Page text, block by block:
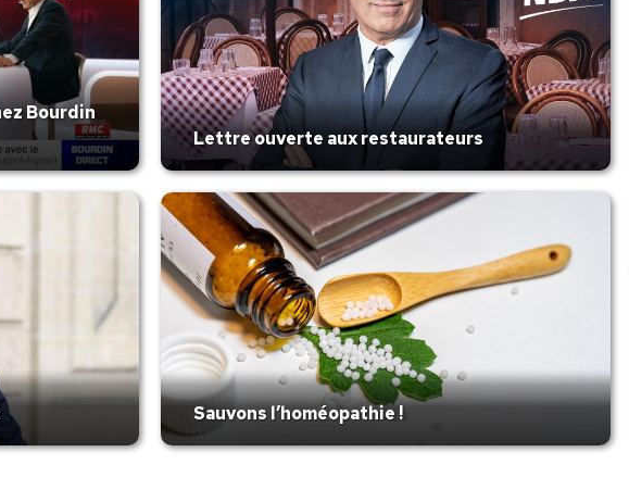
Bourdin
Lettre ouverte aux restaurateurs
Sauvons l’homéopathie !